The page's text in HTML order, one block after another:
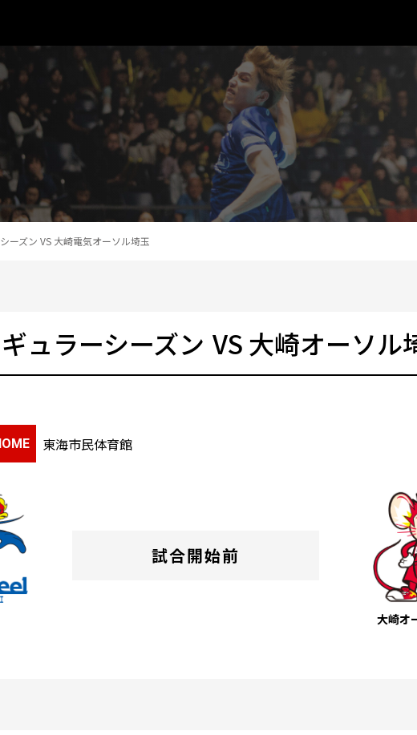
ーズン VS 大崎電気オーソル埼玉
ュラーシーズン VS 大崎オーソル
東海市民体育館
試合開始前
大崎オ